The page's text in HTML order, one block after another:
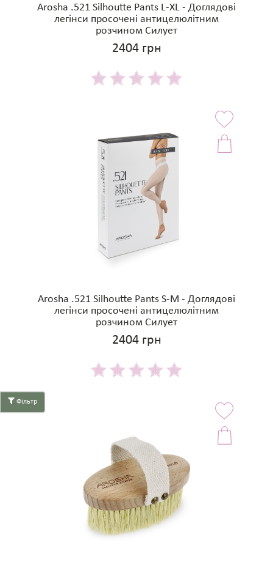
Arosha .521 Silhoutte Pants L-XL - Доглядові
легінси просочені антицелюлітним
розчином Силует
2404 грн
Arosha .521 Silhoutte Pants S-M - Доглядові
легінси просочені антицелюлітним
розчином Силует
2404 грн
Фільтр